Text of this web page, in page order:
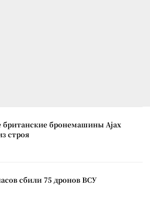
британские бронемашины Ajax
строя
сбили 75 дронов ВСУ